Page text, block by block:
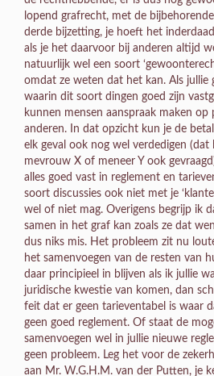
lopend grafrecht, met de
derde bijzetting, je hoeft het
als je het daarvoor bij anderen altijd
natuurlijk wel een soort
omdat ze weten dat het kan. Als jullie
waarin dit soort dingen goed zijn
kunnen mensen aanspraak maken op
anderen. In dat opzicht kun je de
elk geval ook nog wel verdedigen (dat
mevrouw X of meneer Y ook
alles goed vast in reglement en
soort discussies ook niet met je
wel of niet mag. Overigens begrijp ik
samen in het graf kan zoals ze dat
dus niks mis. Het probleem zit nu
het samenvoegen van de resten van
daar principieel in blijven als ik jullie
juridische kwestie van komen, dan
feit dat er geen tarieventabel is waar
geen goed reglement. Of staat de
samenvoegen wel in jullie nieuwe
geen probleem. Leg het voor de
aan Mr. W.G.H.M. van der Putten, je